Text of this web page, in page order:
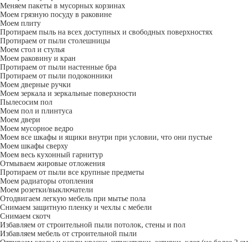
Меняем пакеты в мусорных корзинах
Моем грязную посуду в раковине
Моем плиту
Протираем пыль на всех доступных и свободных поверхностях
Протираем от пыли столешницы
Моем стол и стулья
Моем раковину и кран
Протираем от пыли настенные бра
Протираем от пыли подоконники
Моем дверные ручки
Моем зеркала и зеркальные поверхности
Пылесосим пол
Моем пол и плинтуса
Моем двери
Моем мусорное ведро
Моем все шкафы и ящики внутри при условии, что они пустые
Моем шкафы сверху
Моем весь кухонный гарнитур
Отмываем жировые отложения
Протираем от пыли все крупные предметы
Моем радиаторы отопления
Моем розетки/выключатели
Отодвигаем легкую мебель при мытье пола
Снимаем защитную пленку и чехлы с мебели
Снимаем скотч
Избавляем от строительной пыли потолок, стены и пол
Избавляем мебель от строительной пыли